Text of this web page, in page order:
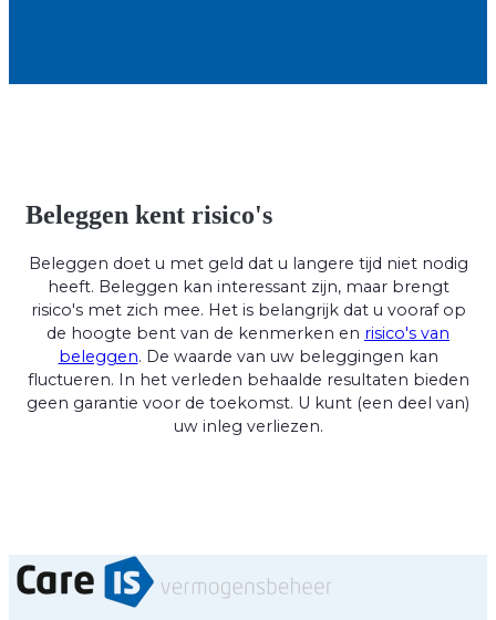
Beleggen kent risico's
Beleggen doet u met geld dat u langere tijd niet nodig
heeft. Beleggen kan interessant zijn, maar brengt
risico's met zich mee. Het is belangrijk dat u vooraf op
de hoogte bent van de kenmerken en risico's van
beleggen. De waarde van uw beleggingen kan
fluctueren. In het verleden behaalde resultaten bieden
geen garantie voor de toekomst. U kunt (een deel van)
uw inleg verliezen.